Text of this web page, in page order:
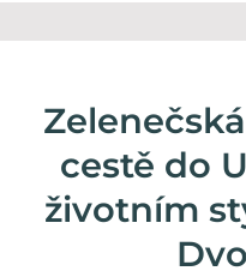
cestě do
životním